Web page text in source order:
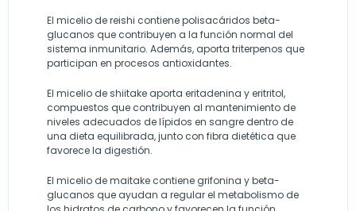
El micelio de reishi contiene polisacáridos beta-
glucanos que contribuyen a la función normal del
sistema inmunitario. Además, aporta triterpenos que
participan en procesos antioxidantes.
El micelio de shiitake aporta eritadenina y eritritol,
compuestos que contribuyen al mantenimiento de
niveles adecuados de lípidos en sangre dentro de
una dieta equilibrada, junto con fibra dietética que
favorece la digestión.
El micelio de maitake contiene grifonina y beta-
glucanos que ayudan a regular el metabolismo de